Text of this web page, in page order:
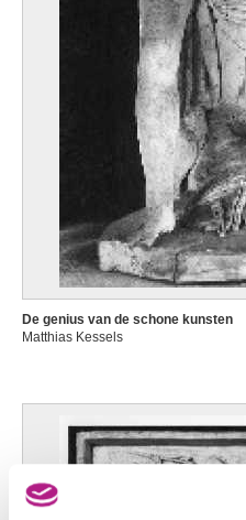
De genius van de schone kunsten
Matthias Kessels